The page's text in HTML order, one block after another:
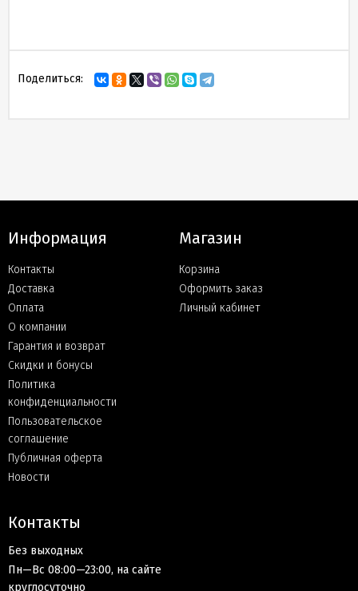
Поделиться:
Информация
Контакты
Доставка
Оплата
О компании
Гарантия и возврат
Скидки и бонусы
Политика
конфиденциальности
Пользовательское
соглашение
Публичная оферта
Новости
Магазин
Корзина
Оформить заказ
Личный кабинет
Контакты
Без выходных
Пн—Вс 08:00—23:00, на сайте
круглосуточно